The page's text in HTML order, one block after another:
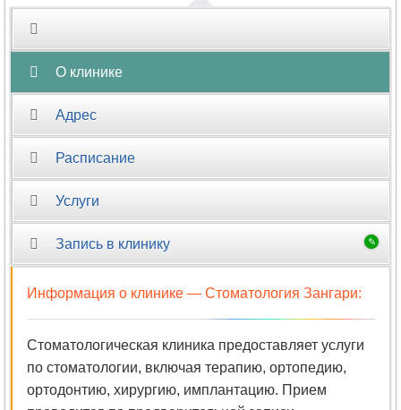
Гинекология
Гирудотерапия
Гнатология
Гомеопатия
Дерматовенерология
Дефектология
Диетология
О клинике
Адрес
Расписание
Услуги
Запись в клинику
Информация о клинике — Стоматология Зангари:
Стоматологическая клиника предоставляет услуги
по стоматологии, включая терапию, ортопедию,
ортодонтию, хирургию, имплантацию. Прием